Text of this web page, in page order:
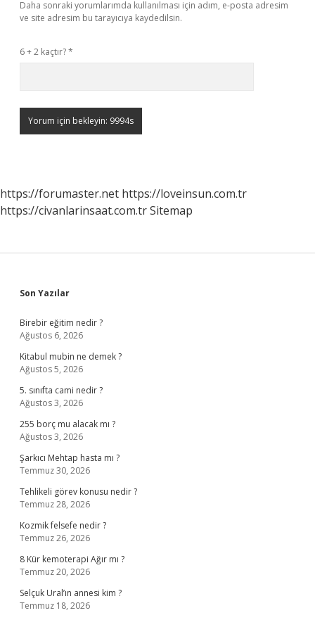
Daha sonraki yorumlarımda kullanılması için adım, e-posta adresim
ve site adresim bu tarayıcıya kaydedilsin.
6 + 2 kaçtır?*
https://forumaster.net https://loveinsun.com.tr
https://civanlarinsaat.com.trSitemap
Sidebar
Son Yazılar
Birebir eğitim nedir ?
Ağustos 6, 2026
Kitabul mubin ne demek ?
Ağustos 5, 2026
5. sınıfta cami nedir ?
Ağustos 3, 2026
255 borç mu alacak mı ?
Ağustos 3, 2026
Şarkıcı Mehtap hasta mı ?
Temmuz 30, 2026
Tehlikeli görev konusu nedir ?
Temmuz 28, 2026
Kozmik felsefe nedir ?
Temmuz 26, 2026
8 Kür kemoterapi Ağır mı ?
Temmuz 20, 2026
Selçuk Ural’ın annesi kim ?
Temmuz 18, 2026